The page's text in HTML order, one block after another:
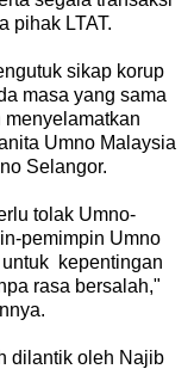
pihak LTAT.
sikap korup
masa yang sama
Umno Malaysia
Selangor.
tolak Umno-
pemimpin Umno
kepentingan
rasa bersalah,"
dilantik oleh Najib